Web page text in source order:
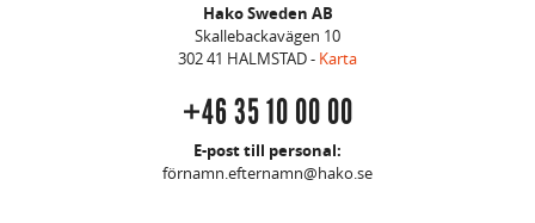
Hako Sweden AB
Skallebackavägen 10
302 41 HALMSTAD - Karta
+46 35 10 00 00
E-post till personal:
förnamn.efternamn@hako.se